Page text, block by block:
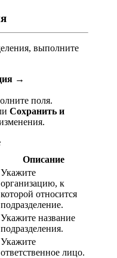
выполните
→
поля.
Сохранить и
Описание
Укажите
организацию, к
которой относится
подразделение.
Укажите название
подразделения.
Укажите
ответственное лицо.